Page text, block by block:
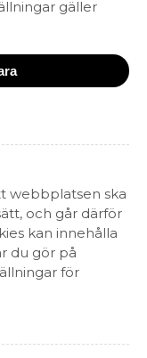
| +46 (0)8 440 85 80 |
gäller
webbplatsen ska
och går därför
kan innehålla
du gör på
för